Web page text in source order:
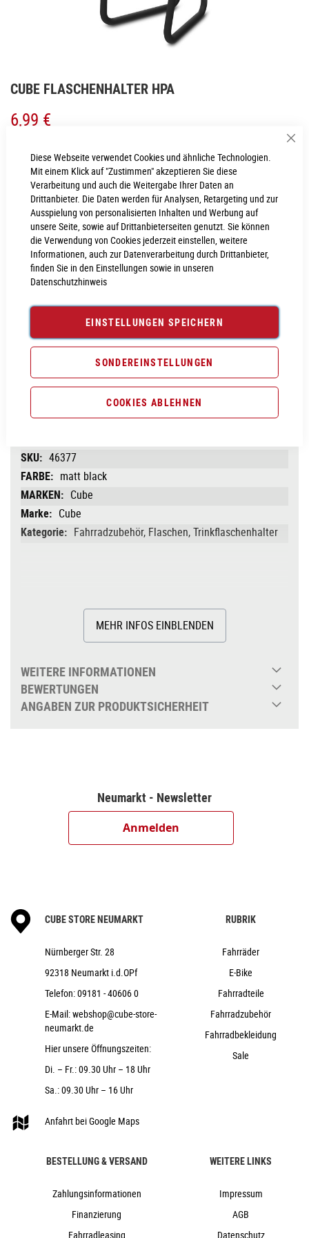
Diese Webseite verwendet Cookies und ähnliche Technologien.
Mit einem Klick auf "Zustimmen" akzeptieren Sie diese
Verarbeitung und auch die Weitergabe Ihrer Daten an
Drittanbieter. Die Daten werden für Analysen, Retargeting und zur
Ausspielung von personalisierten Inhalten und Werbung auf
unsere Seite, sowie auf Drittanbieterseiten genutzt. Sie können
die Verwendung von Cookies jederzeit einstellen, weitere
Informationen, auch zur Datenverarbeitung durch Drittanbieter,
finden Sie in den Einstellungen sowie in unseren
Datenschutzhinweis
EINSTELLUNGEN SPEICHERN
SONDEREINSTELLUNGEN
COOKIES ABLEHNEN
Anfang
Bildgalerie
CUBE FLASCHENHALTER HPA
6,99 €
LIEFERZEIT
1 - 2 Werktage
IN DEN WARENKORB
Produktanfrage stellen
Produktinformationen
46377
matt black
Cube
Cube
Fahrradzubehör, Flaschen, Trinkflaschenhalter
MEHR INFOS EINBLENDEN
WEITERE INFORMATIONEN
BEWERTUNGEN
ANGABEN ZUR PRODUKTSICHERHEIT
Neumarkt - Newsletter
Anmelden
CUBE STORE NEUMARKT
Nürnberger Str. 28
92318 Neumarkt i.d.OPf
Telefon:09181 - 40606 0
E-Mail:webshop@cube-store-
neumarkt.de
Hier unsere Öffnungszeiten:
Di. – Fr.: 09.30 Uhr – 18 Uhr
Sa.: 09.30 Uhr – 16 Uhr
Anfahrt bei Google Maps
RUBRIK
Fahrräder
E-Bike
Fahrradteile
Fahrradzubehör
Fahrradbekleidung
Sale
BESTELLUNG & VERSAND
Zahlungsinformationen
Finanzierung
Fahrradleasing
WEITERE LINKS
Impressum
AGB
Datenschutz